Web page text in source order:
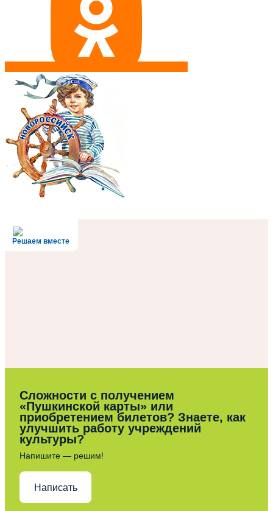
Решаем вместе
Сложности с получением
«Пушкинской карты» или
приобретением билетов? Знаете, как
улучшить работу учреждений
культуры?
Напишите — решим!
Написать